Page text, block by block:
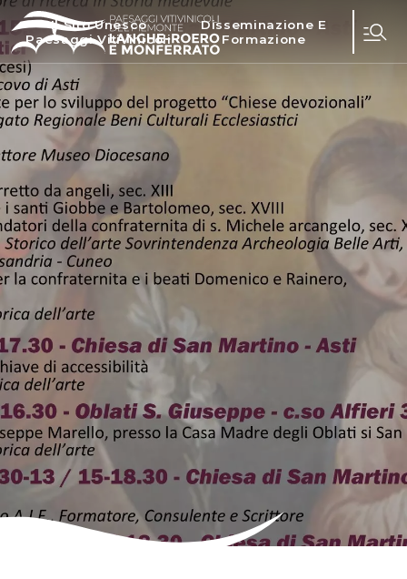
Il Sito Unesco
Paesaggi Vitivinicoli
Disseminazione E
Formazione